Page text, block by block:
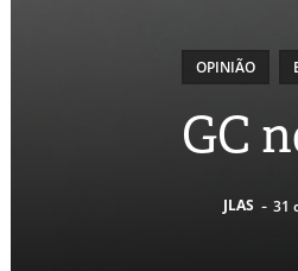
OPINIÃO
GC
JLAS - 31